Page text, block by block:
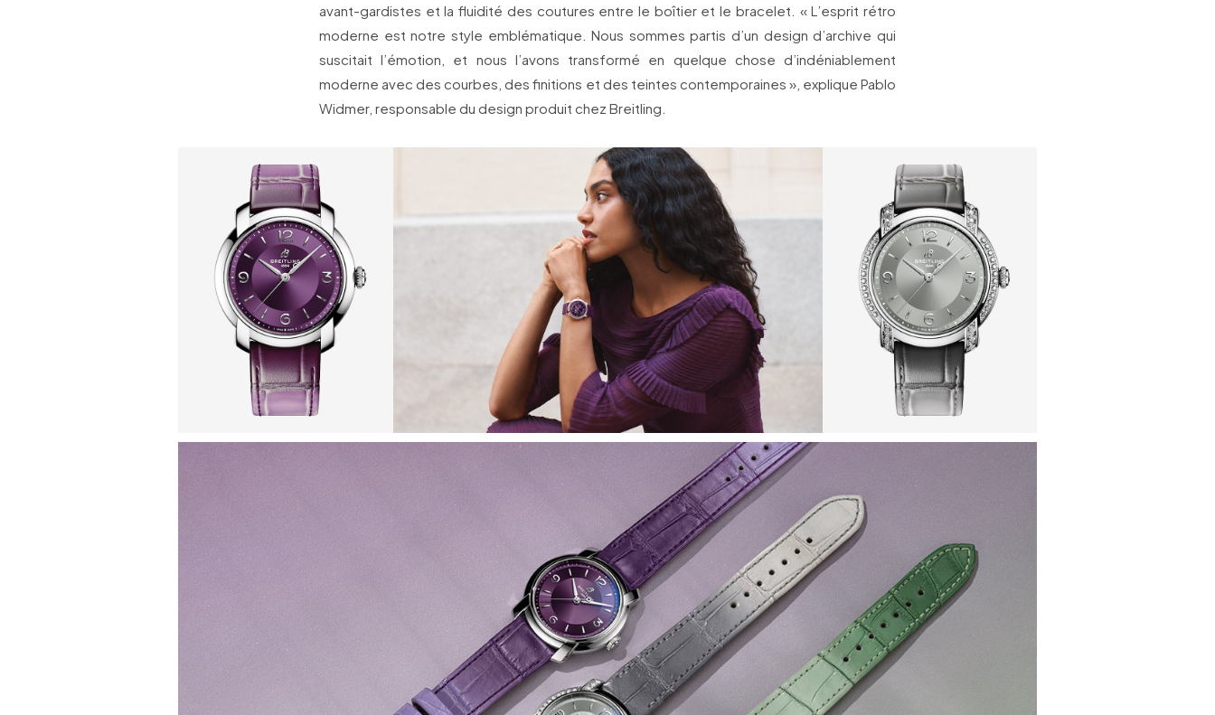
avant-gardistes et la fluidité des coutures entre le boîtier et le bracelet. « L’esprit rétro
moderne est notre style emblématique. Nous sommes partis d’un design d’archive qui
suscitait l’émotion, et nous l’avons transformé en quelque chose d’indéniablement
moderne avec des courbes, des finitions et des teintes contemporaines », explique Pablo
Widmer, responsable du design produit chez Breitling.